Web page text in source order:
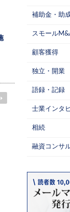
補助金・助
スモール
顧客獲得
独立・開業
語録・記録
士業インタ
相続
融資コンサ